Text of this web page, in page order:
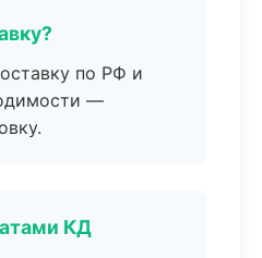
по РФ и
—
КД